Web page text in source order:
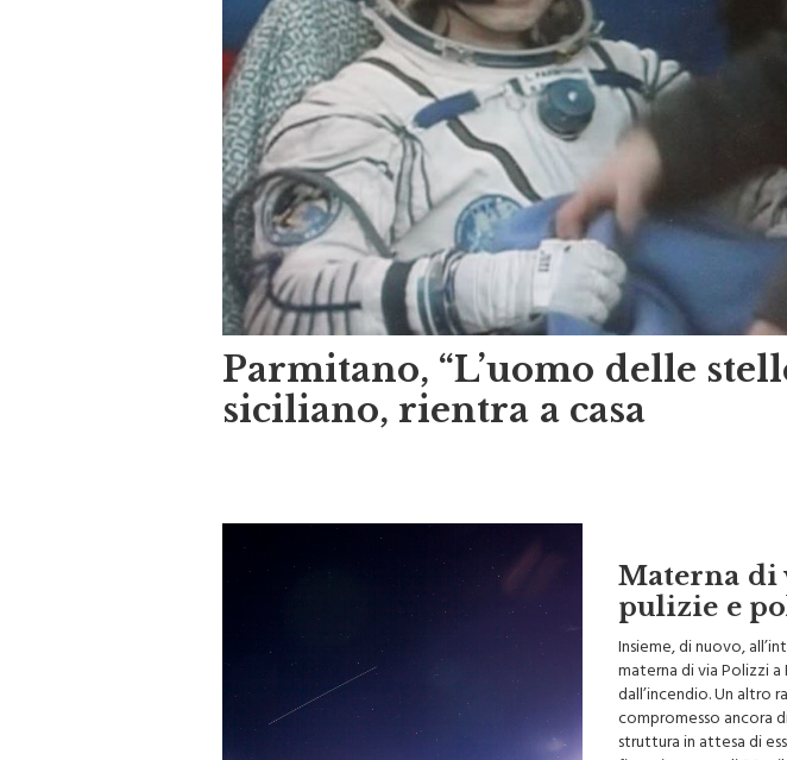
Parmitano, “L’uomo delle
siciliano, rientra a casa
Materna di
pulizie e
Insieme, di nuovo,
materna di via Polizzi
dall’incendio. Un altro
compromesso ancora
struttura in attesa di